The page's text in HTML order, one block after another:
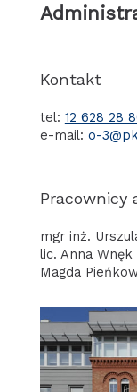
Kontakt
tel: 12 628 28
e-mail: o-
Pracownicy
mgr inż.
lic. Anna Wnęk
Magda